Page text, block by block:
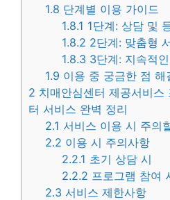
1.8 단계별 이용 가이드
1.8.1 1단계: 상담 및
1.8.2 2단계: 맞춤형
1.8.3 3단계: 지속적
1.9 이용 중 궁금한 점 해
2 치매안심센터 제공서비스
터 서비스 완벽 정리
2.1 서비스 이용 시 주의
2.2 이용 시 주의사항
2.2.1 초기 상담 시
2.2.2 프로그램 참여
2.3 서비스 제한사항